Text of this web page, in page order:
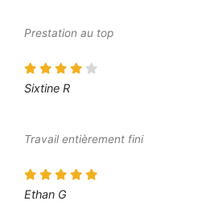
Prestation au top
Sixtine R
Travail entièrement fini
Ethan G